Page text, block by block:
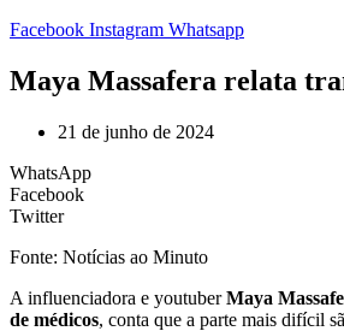
Facebook Instagram Whatsapp
Maya Massafera relata
21 de junho de 2024
WhatsApp
Facebook
Twitter
Fonte: Notícias ao Minuto
A influenciadora e youtuberMaya
de médicos, conta que a parte mais difícil